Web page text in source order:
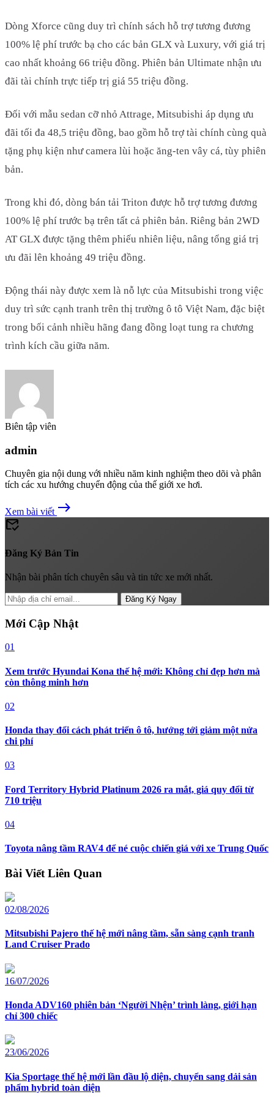
Dòng Xforce cũng duy trì chính sách hỗ trợ tương đương
100% lệ phí trước bạ cho các bản GLX và Luxury, với giá trị
cao nhất khoảng 66 triệu đồng. Phiên bản Ultimate nhận ưu
đãi tài chính trực tiếp trị giá 55 triệu đồng.
Đối với mẫu sedan cỡ nhỏ Attrage, Mitsubishi áp dụng ưu
đãi tối đa 48,5 triệu đồng, bao gồm hỗ trợ tài chính cùng quà
tặng phụ kiện như camera lùi hoặc ăng-ten vây cá, tùy phiên
bản.
Trong khi đó, dòng bán tải Triton được hỗ trợ tương đương
100% lệ phí trước bạ trên tất cả phiên bản. Riêng bản 2WD
AT GLX được tặng thêm phiếu nhiên liệu, nâng tổng giá trị
ưu đãi lên khoảng 49 triệu đồng.
Động thái này được xem là nỗ lực của Mitsubishi trong việc
duy trì sức cạnh tranh trên thị trường ô tô Việt Nam, đặc biệt
trong bối cảnh nhiều hãng đang đồng loạt tung ra chương
trình kích cầu giữa năm.
Biên tập viên
admin
Chuyên gia nội dung với nhiều năm kinh nghiệm theo dõi và phân
tích các xu hướng chuyển động của thế giới xe hơi.
Xem bài viết east
mark_email_read
Đăng Ký Bản Tin
Nhận bài phân tích chuyên sâu và tin tức xe mới nhất.
Đăng Ký Ngay
Mới Cập Nhật
01
Xem trước Hyundai Kona thế hệ mới: Không chỉ đẹp hơn mà
còn thông minh hơn
02
Honda thay đổi cách phát triển ô tô, hướng tới giảm một nửa
chi phí
03
Ford Territory Hybrid Platinum 2026 ra mắt, giá quy đổi từ
710 triệu
04
Toyota nâng tầm RAV4 để né cuộc chiến giá với xe Trung Quốc
Bài Viết Liên Quan
02/08/2026
Mitsubishi Pajero thế hệ mới nâng tầm, sẵn sàng cạnh tranh
Land Cruiser Prado
16/07/2026
Honda ADV160 phiên bản ‘Người Nhện’ trình làng, giới hạn
chỉ 300 chiếc
23/06/2026
Kia Sportage thế hệ mới lần đầu lộ diện, chuyển sang dải sản
phẩm hybrid toàn diện